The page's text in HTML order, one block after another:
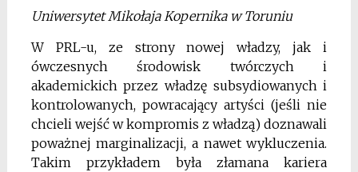
Uniwersytet Mikołaja Kopernika w Toruniu
W PRL-u, ze strony nowej władzy, jak i
ówczesnych środowisk twórczych i
akademickich przez władzę subsydiowanych i
kontrolowanych, powracający artyści (jeśli nie
chcieli wejść w kompromis z władzą) doznawali
poważnej marginalizacji, a nawet wykluczenia.
Takim przykładem była złamana kariera